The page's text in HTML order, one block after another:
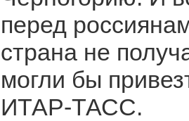
перед
страна не
могли бы
ИТАР-ТАСС.